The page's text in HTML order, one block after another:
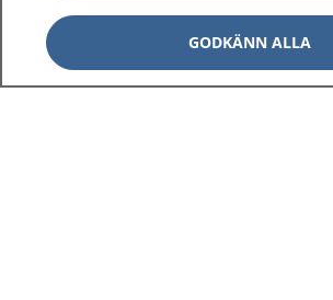
Om 1177
Kontakt
GODKÄNN ALLA